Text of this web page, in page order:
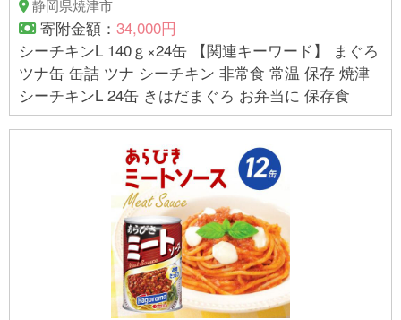
静岡県焼津市
寄附金額： 34,000円
シーチキンL 140ｇ×24缶 【関連キーワード】 まぐろ
ツナ缶 缶詰 ツナ シーチキン 非常食 常温 保存 焼津
シーチキンL 24缶 きはだまぐろ お弁当に 保存食